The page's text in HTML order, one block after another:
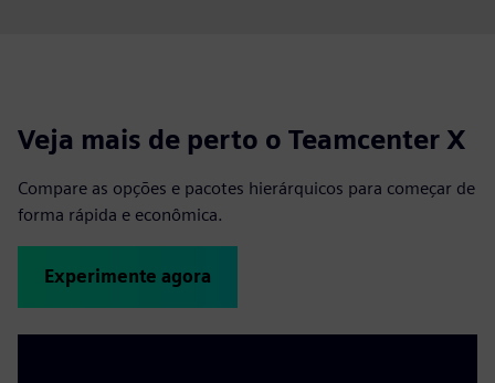
Veja mais de perto o Teamcenter X
Compare as opções e pacotes hierárquicos para começar de
forma rápida e econômica.
Experimente agora